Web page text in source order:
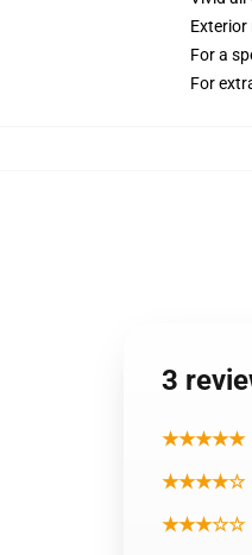
For a
For
3
★★★★★
★★★★☆
★★★☆☆